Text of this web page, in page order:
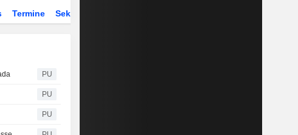
Termine Sektor
PU
PU
PU